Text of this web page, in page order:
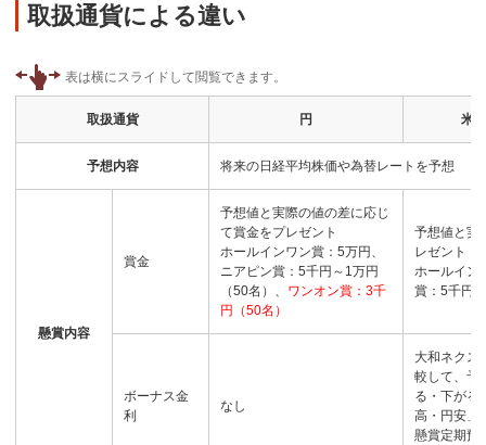
取扱通貨による違い
取扱通貨 円 米
予想内容 将来の日経平均株価や為替レートを予想
懸賞内容
賞金
予想値と実際の値の差に応じ
て賞金をプレゼント
ホールインワン賞：5万円、
ニアピン賞：5千円～1万円
（50名）、 ワンオン賞：3千
円（50名）
予想値と実
レゼント
ホールイン
賞：5千円
ボーナス金
利
なし
大和ネクス
較して、予
る・下がる
高・円安」
懸賞定期預